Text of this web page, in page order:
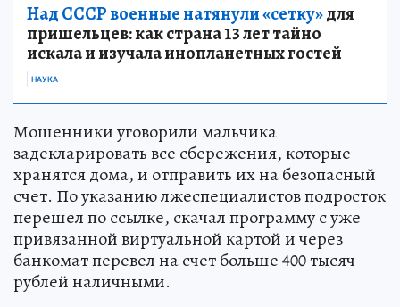
Над СССР военные натянули «сетку»для
пришельцев: как страна 13 лет тайно
искала и изучала инопланетных гостей
НАУКА
Мошенники уговорили мальчика
задекларировать все сбережения, которые
хранятся дома, и отправить их на безопасный
счет. По указанию лжеспециалистов подросток
перешел по ссылке, скачал программу с уже
привязанной виртуальной картой и через
банкомат перевел на счет больше 400 тысяч
рублей наличными.